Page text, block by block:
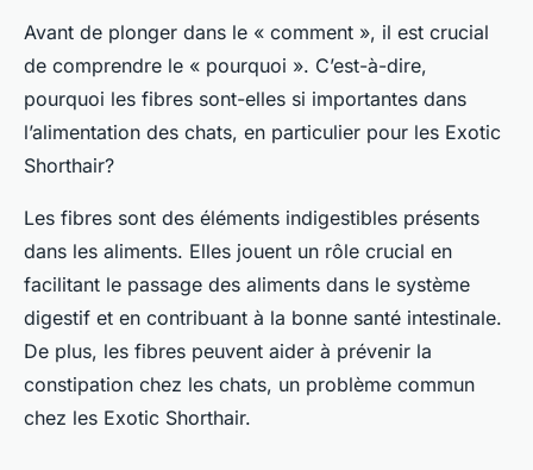
Avant de plonger dans le « comment », il est crucial
de comprendre le « pourquoi ». C’est-à-dire,
pourquoi les fibres sont-elles si importantes dans
l’alimentation des chats, en particulier pour les Exotic
Shorthair?
Les fibres sont des éléments indigestibles présents
dans les aliments. Elles jouent un rôle crucial en
facilitant le passage des aliments dans le système
digestif et en contribuant à la bonne santé intestinale.
De plus, les fibres peuvent aider à prévenir la
constipation chez les chats, un problème commun
chez les Exotic Shorthair.